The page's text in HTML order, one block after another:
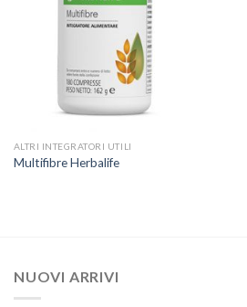
ALTRI INTEGRATORI UTILI
Multifibre Herbalife
NUOVI ARRIVI